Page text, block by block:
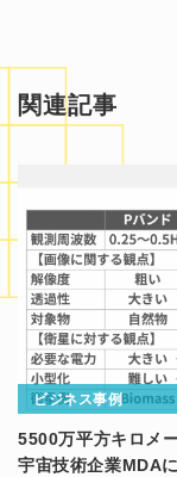
関連記事
ビジネス事例
5500万平方キロメ
宇宙技術企業MDA